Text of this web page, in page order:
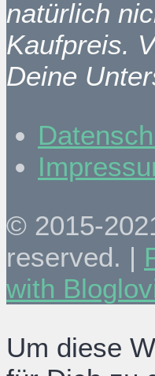
natürlich
Kaufpreis.
Deine
© 2015-
reserved. |
with
Um diese